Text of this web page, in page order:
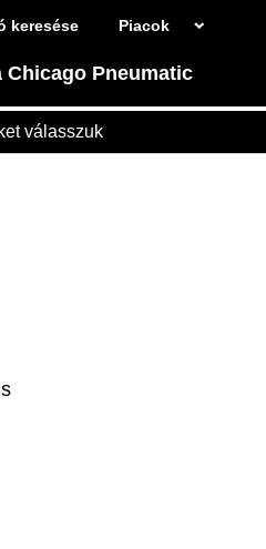
Piacok
keresése
Chicago Pneumatic
válasszuk